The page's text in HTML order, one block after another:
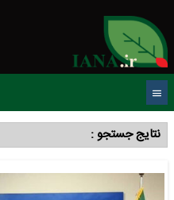
نتایج جستجو :